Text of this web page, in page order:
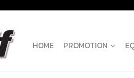
HOME PROMOTION